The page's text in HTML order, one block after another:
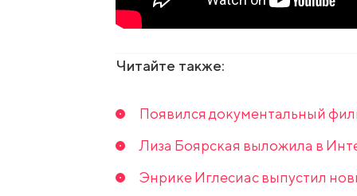
Читайте также:
Появился документальный
Лиза Боярская выложила в
Энрике Иглесиас выпустил